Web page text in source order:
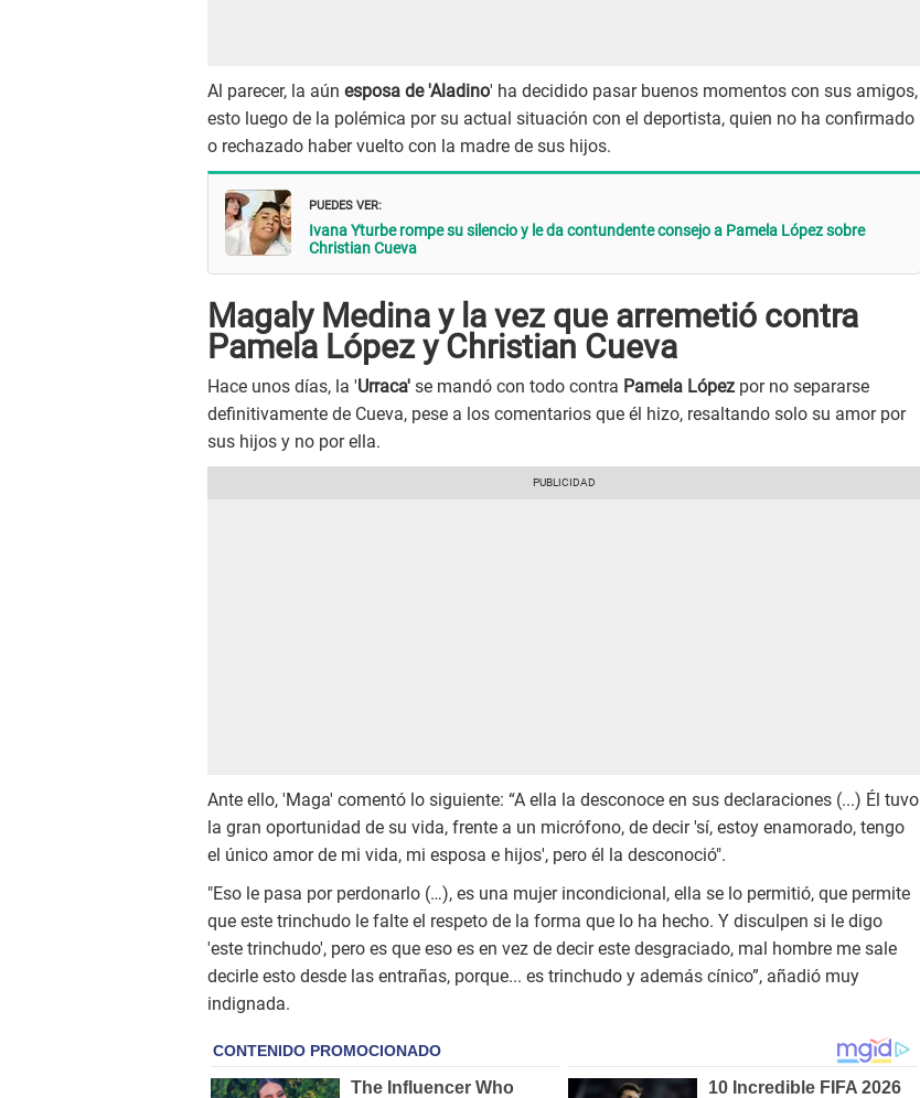
Al parecer, la aún esposa de 'Aladino' ha decidido pasar buenos momentos con sus amigos,
esto luego de la polémica por su actual situación con el deportista, quien no ha confirmado
o rechazado haber vuelto con la madre de sus hijos.
PUEDES VER:
Ivana Yturbe rompe su silencio y le da contundente consejo a Pamela López sobre
Christian Cueva
Magaly Medina y la vez que arremetió contra
Pamela López y Christian Cueva
Hace unos días, la 'Urraca' se mandó con todo contra Pamela López por no separarse
definitivamente de Cueva, pese a los comentarios que él hizo, resaltando solo su amor por
sus hijos y no por ella.
Ante ello, 'Maga' comentó lo siguiente: “A ella la desconoce en sus declaraciones (...) Él tuvo
la gran oportunidad de su vida, frente a un micrófono, de decir 'sí, estoy enamorado, tengo
el único amor de mi vida, mi esposa e hijos', pero él la desconoció".
"Eso le pasa por perdonarlo (…), es una mujer incondicional, ella se lo permitió, que permite
que este trinchudo le falte el respeto de la forma que lo ha hecho. Y disculpen si le digo
'este trinchudo', pero es que eso es en vez de decir este desgraciado, mal hombre me sale
decirle esto desde las entrañas, porque... es trinchudo y además cínico”, añadió muy
indignada.